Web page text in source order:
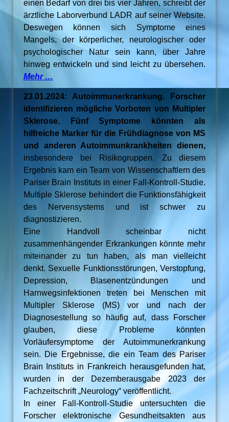
einen Bedarf von drei bis vier Jahren, schreibt der
ärztliche Laborverbund LADR auf seiner Website.
Deswegen können sich Symptome eines
Mangels, der körperlicher, neurologischer oder
psychologischer Natur sein kann, über Jahre
hinweg entwickeln und sind leicht zu übersehen.
Mehr …
23.01.2024: Autoimmunerkrankung. Forscher
identifizieren mögliche Vorboten von Multipler
Sklerose. Fünf Symptome könnten als
hilfreiche Marker für die Frühdiagnose von MS
und anderen Autoimmunkrankheiten dienen,
insbesondere bei Risikogruppen. Zu diesem
Ergebnis kam ein Team von Wissenschaftlern des
Pariser Brain Instituts in einer Fall-Kontroll-Studie.
Multiple Sklerose behindert die Funktionsfähigkeit
des Nervensystems und ist schwer zu
diagnostizieren.
Eine Handvoll scheinbar nicht
zusammenhängender Erkrankungen könnte mehr
miteinander zu tun haben, als man vielleicht
denkt. Sexuelle Funktionsstörungen, Verstopfung,
Depression, Blasenentzündungen und
Harnwegsinfektionen treten bei Menschen mit
Multipler Sklerose (MS) vor und nach der
Diagnosestellung so häufig auf, dass Forscher
glauben, diese Probleme könnten
Vorläufersymptome der Autoimmunerkrankung
sein. Die Ergebnisse, die ein Team des Pariser
Brain Instituts in Frankreich herausgefunden hat,
wurden in der Dezemberausgabe 2023 der
Fachzeitschrift „Neurology“ veröffentlicht.
In einer Fall-Kontroll-Studie untersuchten die
Forscher elektronische Gesundheitsakten aus